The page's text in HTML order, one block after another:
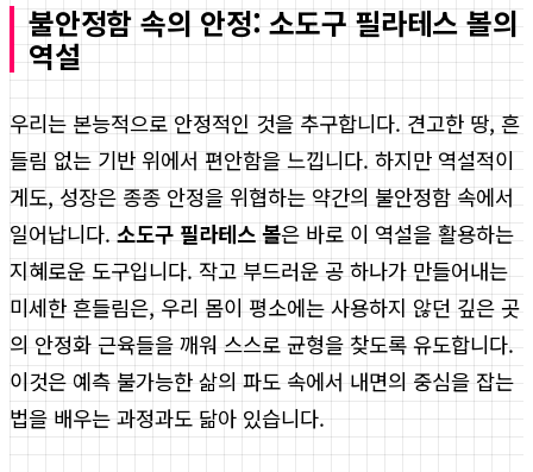
불안정함 속의 안정: 소도구 필라테스 볼의
역설
우리는 본능적으로 안정적인 것을 추구합니다. 견고한 땅, 흔
들림 없는 기반 위에서 편안함을 느낍니다. 하지만 역설적이
게도, 성장은 종종 안정을 위협하는 약간의 불안정함 속에서
일어납니다. 소도구 필라테스 볼은 바로 이 역설을 활용하는
지혜로운 도구입니다. 작고 부드러운 공 하나가 만들어내는
미세한 흔들림은, 우리 몸이 평소에는 사용하지 않던 깊은 곳
의 안정화 근육들을 깨워 스스로 균형을 찾도록 유도합니다.
이것은 예측 불가능한 삶의 파도 속에서 내면의 중심을 잡는
법을 배우는 과정과도 닮아 있습니다.